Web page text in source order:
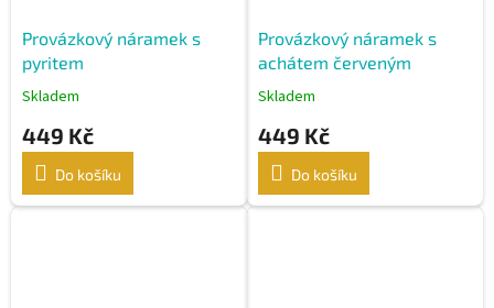
Provázkový náramek s
pyritem
Skladem
449 Kč
Do košíku
Provázkový náramek s
achátem červeným
Skladem
449 Kč
Do košíku